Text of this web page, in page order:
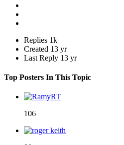
Replies 1k
Created 13 yr
Last Reply 13 yr
Top Posters In This Topic
106